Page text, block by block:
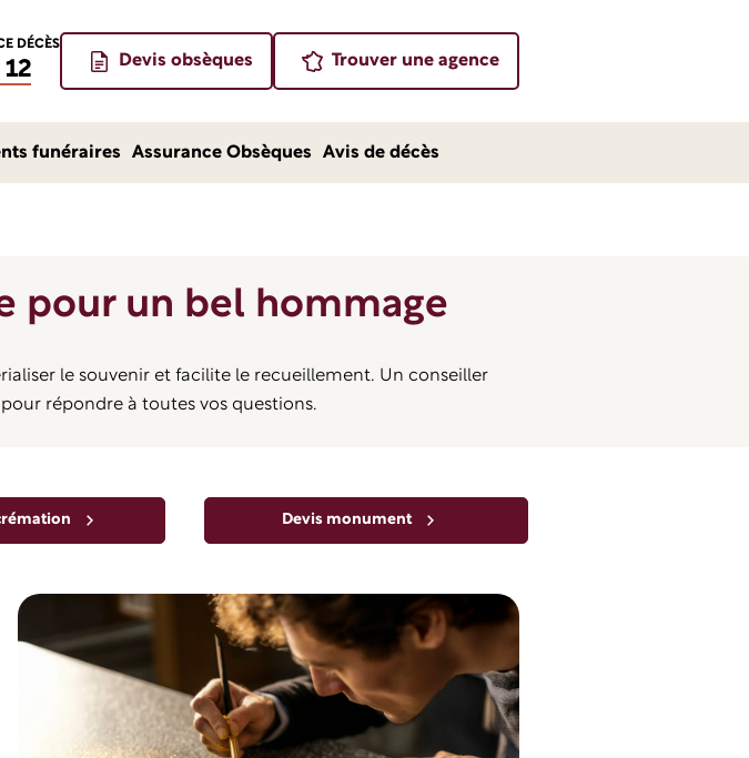
DÉCÈS
Devis obsèques Trouver une agence
funéraires Assurance Obsèques Avis de décès
pour un bel hommage
le souvenir et facilite le recueillement. Un conseiller
répondre à toutes vos questions.
Devis monument